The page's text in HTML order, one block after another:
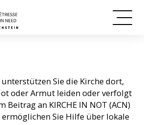
Sie die Kirche dort,
oder Armut leiden oder verfolgt
Beitrag an KIRCHE IN NOT (ACN)
ermöglichen Sie Hilfe über lokale